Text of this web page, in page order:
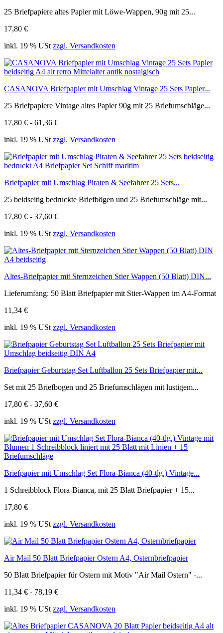
25 Briefpapiere altes Papier mit Löwe-Wappen, 90g mit 25...
17,80 €
inkl. 19 % USt zzgl. Versandkosten
CASANOVA Briefpapier mit Umschlag Vintage 25 Sets Papier...
25 Briefpapiere Vintage altes Papier 90g mit 25 Briefumschläge...
17,80 € - 61,36 €
inkl. 19 % USt zzgl. Versandkosten
Briefpapier mit Umschlag Piraten & Seefahrer 25 Sets...
25 beidseitig bedruckte Briefbögen und 25 Briefumschläge mit...
17,80 € - 37,60 €
inkl. 19 % USt zzgl. Versandkosten
Altes-Briefpapier mit Sternzeichen Stier Wappen (50 Blatt) DIN...
Lieferumfang: 50 Blatt Briefpapier mit Stier-Wappen im A4-Format
11,34 €
inkl. 19 % USt zzgl. Versandkosten
Briefpapier Geburtstag Set Luftballon 25 Sets Briefpapier mit...
Set mit 25 Briefbogen und 25 Briefumschlägen mit lustigem...
17,80 € - 37,60 €
inkl. 19 % USt zzgl. Versandkosten
Briefpapier mit Umschlag Set Flora-Bianca (40-tlg.) Vintage...
1 Schreibblock Flora-Bianca, mit 25 Blatt Briefpapier + 15...
17,80 €
inkl. 19 % USt zzgl. Versandkosten
Air Mail 50 Blatt Briefpapier Ostern A4, Osternbriefpapier
50 Blatt Briefpapier für Ostern mit Motiv "Air Mail Ostern" -...
11,34 € - 78,19 €
inkl. 19 % USt zzgl. Versandkosten